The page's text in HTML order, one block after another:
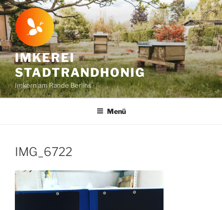
Zum
Inhalt
springen
IMKEREI
STADTRANDHONIG
Imkern am Rande Berlins
Menü
IMG_6722